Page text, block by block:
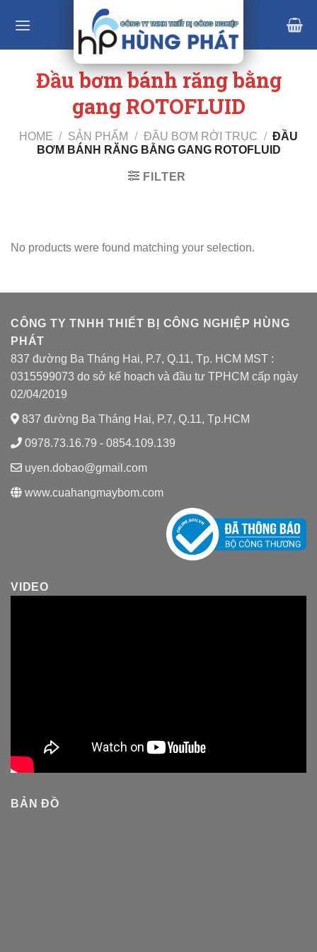
Đầu bơm bánh răng bằng
gang ROTOFLUID
HOME / SẢN PHẨM / ĐẦU BƠM RỜI TRỤC / ĐẦU
BƠM BÁNH RĂNG BẰNG GANG ROTOFLUID
FILTER
No products were found matching your selection.
CÔNG TY TNHH THIẾT BỊ CÔNG NGHIỆP HÙNG
PHÁT
837 đường Ba Tháng Hai, P.7, Q.11, Tp. HCM MST :
0315599073 do sở kế hoạch và đầu tư TPHCM cấp ngày
02/04/2019
837 đường Ba Tháng Hai, P.7, Q.11, Tp.HCM
0978.73.16.79 - 0854.109.139
uyen.dobao@gmail.com
www.cuahangmaybom.com
VIDEO
BẢN ĐỒ